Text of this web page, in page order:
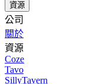
資源
公司
關於
資源
Coze
Tavo
SillyTavern